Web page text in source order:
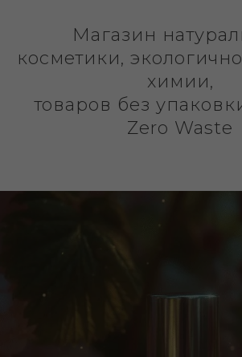
Магазин
косметики,
химии,
товаров без
Zero Waste